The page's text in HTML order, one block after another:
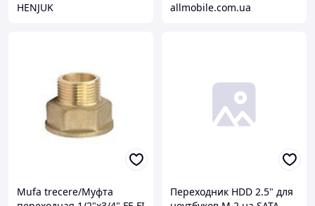
HENJUK allmobile.com.ua
Mufa trecere/Муфта
Переходник HDD 2.5" для